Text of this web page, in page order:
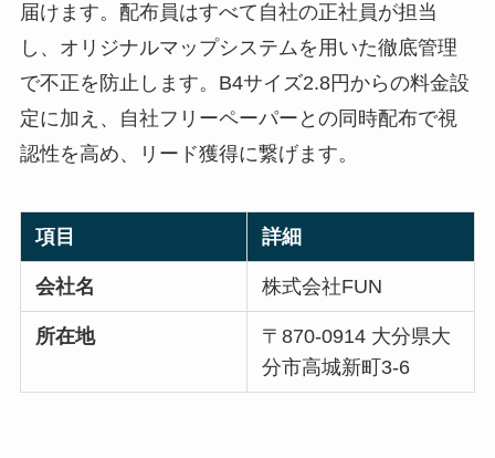
届けます。配布員はすべて自社の正社員が担当
し、オリジナルマップシステムを用いた徹底管理
で不正を防止します。B4サイズ2.8円からの料金設
定に加え、自社フリーペーパーとの同時配布で視
認性を高め、リード獲得に繋げます。
項目 詳細
会社名 株式会社FUN
所在地
〒870-0914 大分県大
分市高城新町3-6